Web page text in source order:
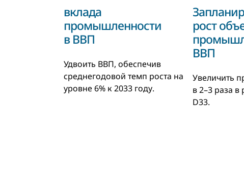
вклада
промышленности
в ВВП
Удвоить ВВП, обеспечив
среднегодовой темп роста на
уровне 6% к 2033 году.
рост
ВВП
Увеличить
в 2–3 раза
D33.